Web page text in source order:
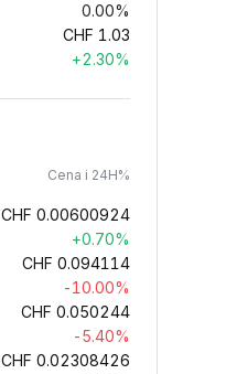
0.00%
CHF 1.03
+2.30%
Cena i 24H%
CHF 0.00600924
+0.70%
CHF 0.094114
-10.00%
CHF 0.050244
-5.40%
CHF 0.02308426